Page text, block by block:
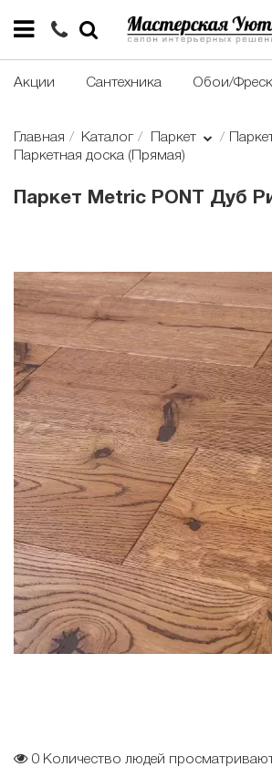
Акции Сантехника Обои/
Главная Каталог Паркет
Паркетная доска (Прямая)
Паркет Metric PONT Дуб
0 Количество людей